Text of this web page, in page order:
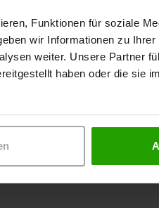
Funktionen für soziale
wir Informationen zu Ihrer
weiter. Unsere Partner
haben oder die sie